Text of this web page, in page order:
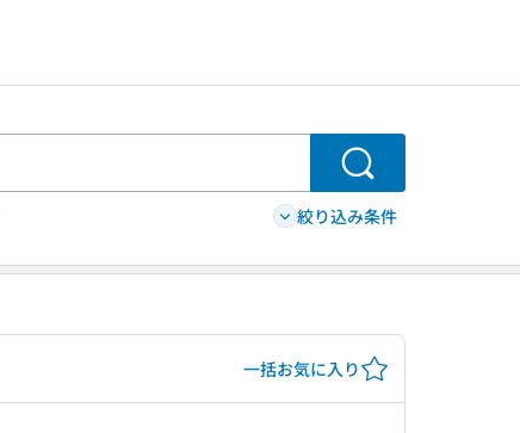
検索
絞り込み条件
一括お気に入り